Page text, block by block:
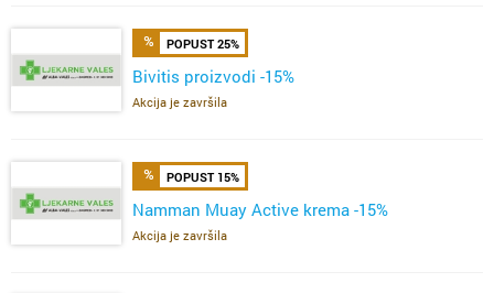
POPUST 25%
Bivitis proizvodi -15%
Akcija je završila
POPUST 15%
Namman Muay Active krema -15%
Akcija je završila